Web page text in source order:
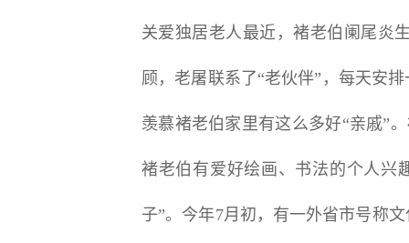
关爱独居老人最近，褚老伯阑尾炎
顾，老屠联系了“老伙伴”，每天安
羡慕褚老伯家里有这么多好“亲戚”
褚老伯有爱好绘画、书法的个人兴
子”。今年7月初，有一外省市号称